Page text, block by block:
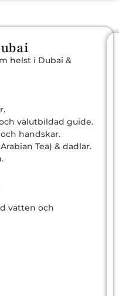
helst i Dubai &
välutbildad guide.
handskar.
Tea) & dadlar.
vatten och